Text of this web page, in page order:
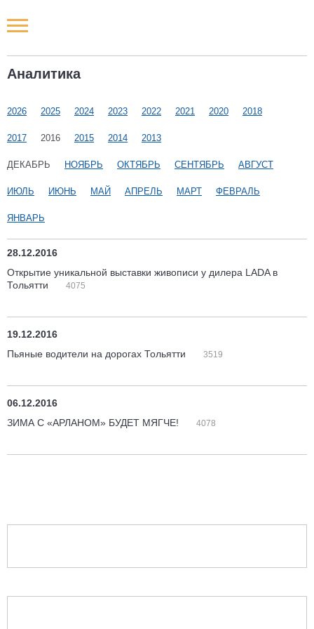
Аналитика
2026 2025 2024 2023 2022 2021 2020 2018
2017 2016 2015 2014 2013
ДЕКАБРЬ НОЯБРЬ ОКТЯБРЬ СЕНТЯБРЬ АВГУСТ
ИЮЛЬ ИЮНЬ МАЙ АПРЕЛЬ МАРТ ФЕВРАЛЬ
ЯНВАРЬ
28.12.2016
Открытие уникальной выставки живописи у дилера LADA в
Тольятти
4075
19.12.2016
Пьяные водители на дорогах Тольятти
3519
06.12.2016
ЗИМА С «АРЛАНОМ» БУДЕТ МЯГЧЕ!
4078
Новости РФ
Наши мероприятия
Статьи